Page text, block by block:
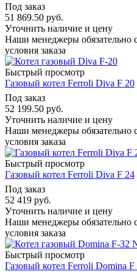
Под заказ
51 869.50 руб.
Уточнить наличие и цену
Наши менеджеры обязательно
условия заказа
Быстрый просмотр
Газовый котел Ferroli Diva F 20
Под заказ
52 199.50 руб.
Уточнить наличие и цену
Наши менеджеры обязательно
условия заказа
Быстрый просмотр
Газовый котел Ferroli Diva F 24
Под заказ
52 419 руб.
Уточнить наличие и цену
Наши менеджеры обязательно
условия заказа
Быстрый просмотр
Газовый котел Ferroli Domina F